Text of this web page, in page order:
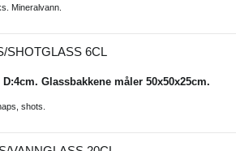
Mineralvann.
SHOTGLASS 6CL
D:4cm. Glassbakkene måler 50x50x25cm.
shots.